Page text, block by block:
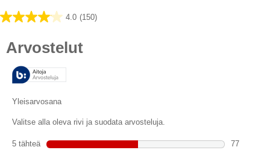
4.0 (150)
4.0/5
150